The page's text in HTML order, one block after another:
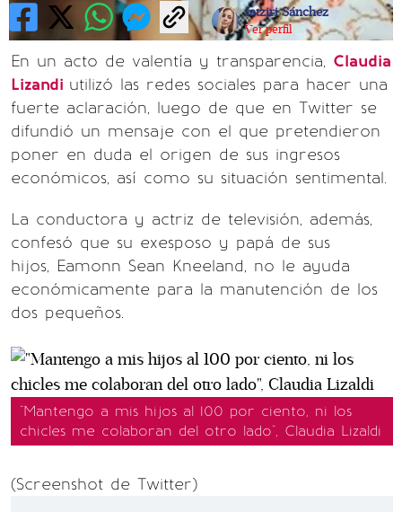
Jatziri Sánchez
Ver perfil
En un acto de valentía y transparencia, Claudia
Lizandi utilizó las redes sociales para hacer una
fuerte aclaración, luego de que en Twitter se
difundió un mensaje con el que pretendieron
poner en duda el origen de sus ingresos
económicos, así como su situación sentimental.
La conductora y actriz de televisión, además,
confesó que su exesposo y papá de sus
hijos, Eamonn Sean Kneeland, no le ayuda
económicamente para la manutención de los
dos pequeños.
"Mantengo a mis hijos al 100 por ciento, ni los
chicles me colaboran del otro lado", Claudia Lizaldi
(Screenshot de Twitter)